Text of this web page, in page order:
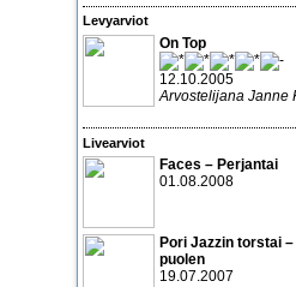
Levyarviot
On Top
12.10.2005
Arvostelijana Janne
Livearviot
Faces – Perjantai
01.08.2008
Pori Jazzin torstai
puolen
19.07.2007